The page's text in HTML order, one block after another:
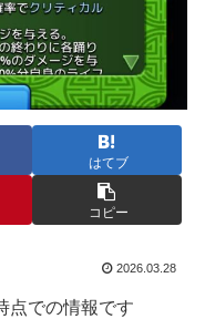
はてブ
コピー
2026.03.28
点での情報です